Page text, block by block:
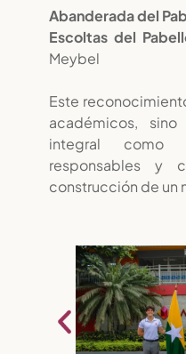
Abanderada del
Escoltas del
Meybel
Este
académicos,
integral como
responsables y
construcción de un